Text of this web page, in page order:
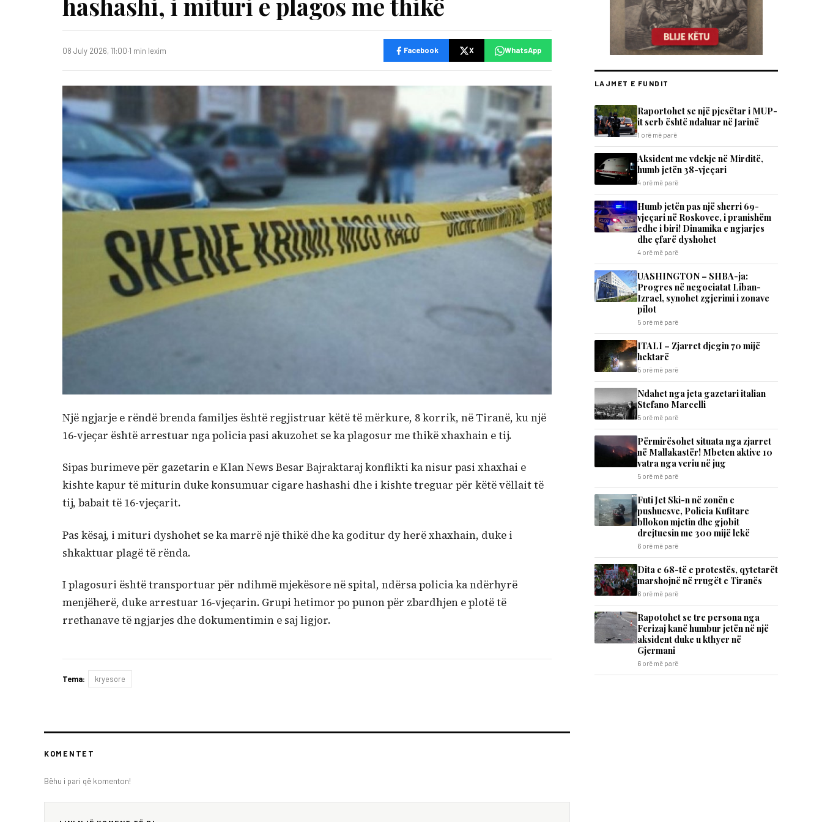
08 July 2026, 11:00·1 min lexim Facebook X WhatsApp
Një ngjarje e rëndë brenda familjes është regjistruar këtë të mërkure, 8 korrik, në Tiranë, ku një
16-vjeçar është arrestuar nga policia pasi akuzohet se ka plagosur me thikë xhaxhain e tij.
Sipas burimeve për gazetarin e Klan News Besar Bajraktaraj konflikti ka nisur pasi xhaxhai e
kishte kapur të miturin duke konsumuar cigare hashashi dhe i kishte treguar për këtë vëllait të
tij, babait të 16-vjeçarit.
Pas kësaj, i mituri dyshohet se ka marrë një thikë dhe ka goditur dy herë xhaxhain, duke i
shkaktuar plagë të rënda.
I plagosuri është transportuar për ndihmë mjekësore në spital, ndërsa policia ka ndërhyrë
menjëherë, duke arrestuar 16-vjeçarin. Grupi hetimor po punon për zbardhjen e plotë të
rrethanave të ngjarjes dhe dokumentimin e saj ligjor.
Tema: kryesore
KOMENTET
Bëhu i pari që komenton!
LAJMET E FUNDIT
Raportohet se një pjesëtar i MUP-
it serb është ndaluar në Jarinë
1 orë më parë
Aksident me vdekje në Mirditë,
humb jetën 38-vjeçari
4 orë më parë
Humb jetën pas një sherri 69-
vjeçari në Roskovec, i pranishëm
edhe i biri! Dinamika e ngjarjes
dhe çfarë dyshohet
4 orë më parë
UASHINGTON – SHBA-ja:
Progres në negociatat Liban-
Izrael, synohet zgjerimi i zonave
pilot
5 orë më parë
ITALI – Zjarret djegin 70 mijë
hektarë
5 orë më parë
Ndahet nga jeta gazetari italian
Stefano Marcelli
5 orë më parë
Përmirësohet situata nga zjarret
në Mallakastër! Mbeten aktive 10
vatra nga veriu në jug
5 orë më parë
Futi Jet Ski-n në zonën e
pushuesve, Policia Kufitare
bllokon mjetin dhe gjobit
drejtuesin me 300 mijë lekë
6 orë më parë
Dita e 68-të e protestës, qytetarët
marshojnë në rrugët e Tiranës
6 orë më parë
Rapotohet se tre persona nga
Ferizaj kanë humbur jetën në një
aksident duke u kthyer në
Gjermani
6 orë më parë